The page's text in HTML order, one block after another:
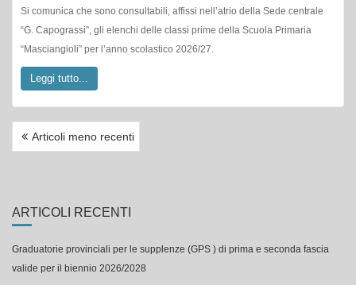
Si comunica che sono consultabili, affissi nell’atrio della Sede centrale
“G. Capograssi”, gli elenchi delle classi prime della Scuola Primaria
“Masciangioli” per l’anno scolastico 2026/27.
Leggi tutto...
NAVIGAZIONE
ARTICOLI
Articoli meno recenti
ARTICOLI RECENTI
Graduatorie provinciali per le supplenze (GPS ) di prima e seconda fascia
valide per il biennio 2026/2028